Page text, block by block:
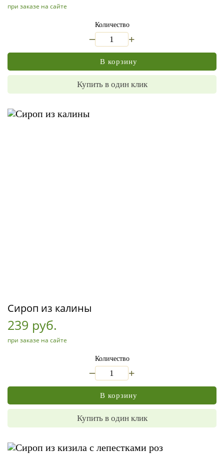
при заказе на сайте
Количество
+
В корзину
Купить в один клик
Сироп из калины
239 руб.
при заказе на сайте
Количество
+
В корзину
Купить в один клик